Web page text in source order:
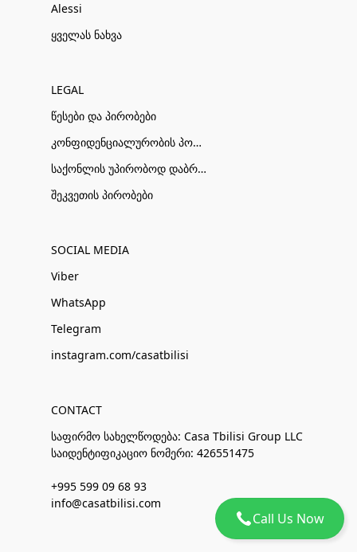
Call Us Now
Alessi
ყველას ნახვა
LEGAL
წესები და პირობები
კონფიდენციალურობის პოლიტიკა
საქონლის უპირობოდ დაბრუნების პირობები
შეკვეთის პირობები
SOCIAL MEDIA
Viber
WhatsApp
Telegram
instagram.com/casatbilisi
CONTACT
საფირმო სახელწოდება: Casa Tbilisi Group LLC
საიდენტიფიკაციო ნომერი: 426551475
+995 599 09 68 93
info@casatbilisi.com